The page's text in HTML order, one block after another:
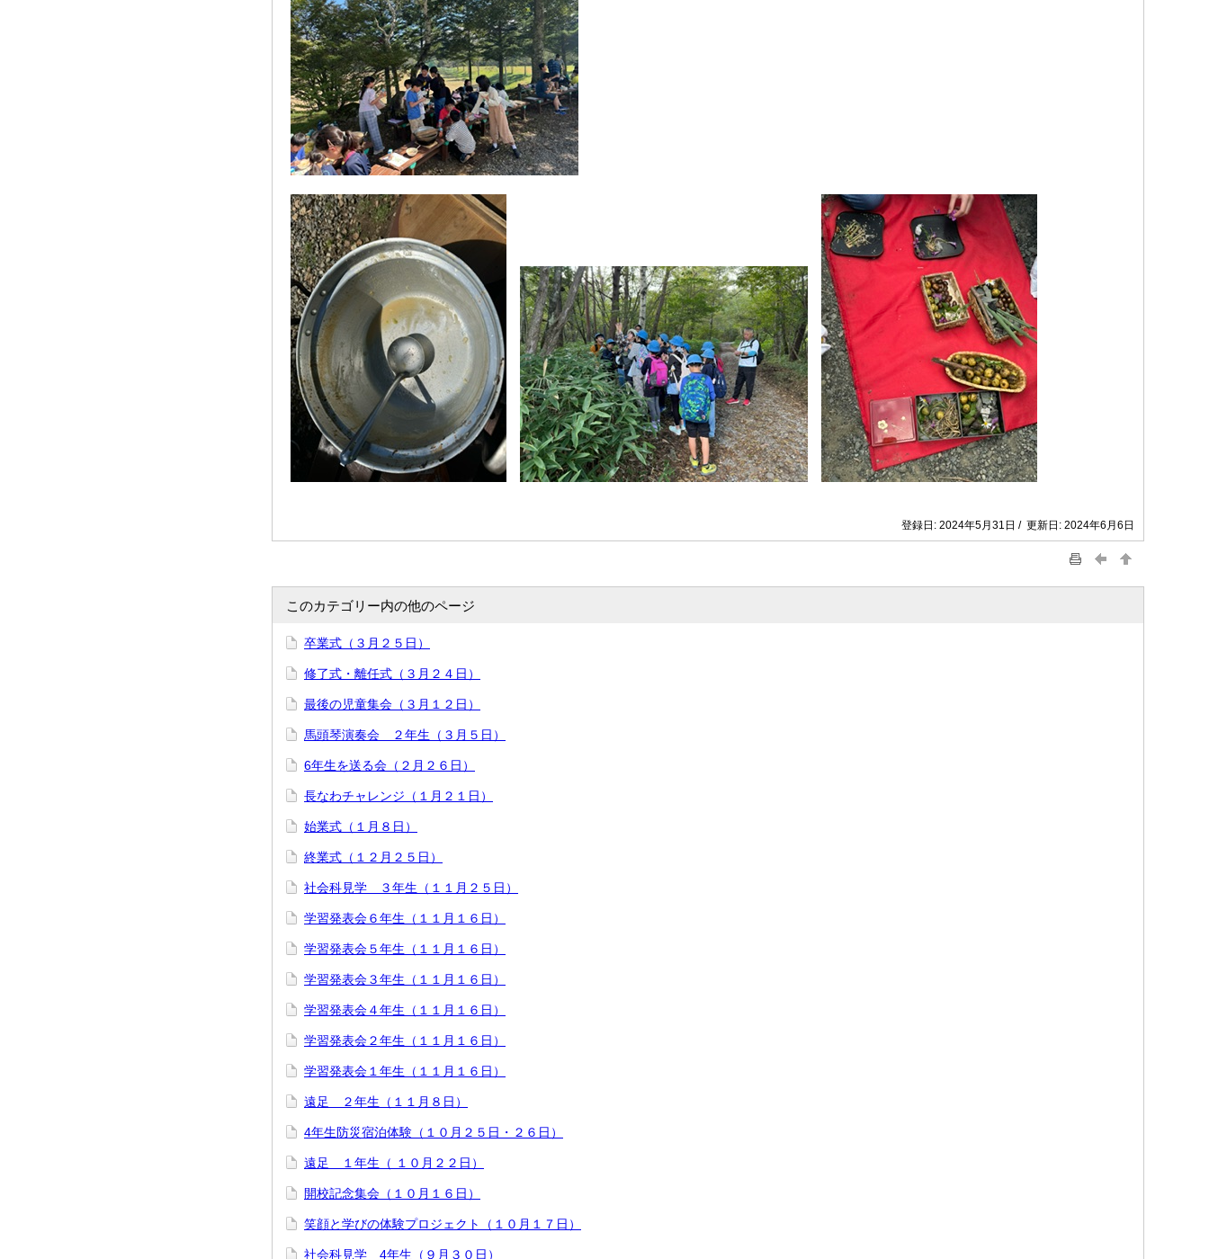
登録日: 2024年5月31日 / 更新日: 2024年6月6日
このカテゴリー内の他のページ
卒業式（３月２５日）
修了式・離任式（３月２４日）
最後の児童集会（３月１２日）
馬頭琴演奏会 ２年生（３月５日）
6年生を送る会（２月２６日）
長なわチャレンジ（１月２１日）
始業式（１月８日）
終業式（１２月２５日）
社会科見学 ３年生（１１月２５日）
学習発表会６年生（１１月１６日）
学習発表会５年生（１１月１６日）
学習発表会３年生（１１月１６日）
学習発表会４年生（１１月１６日）
学習発表会２年生（１１月１６日）
学習発表会１年生（１１月１６日）
遠足 ２年生（１１月８日）
4年生防災宿泊体験（１０月２５日・２６日）
遠足 １年生（ １０月２２日）
開校記念集会（１０月１６日）
笑顔と学びの体験プロジェクト（１０月１７日）
社会科見学 4年生（９月３０日）